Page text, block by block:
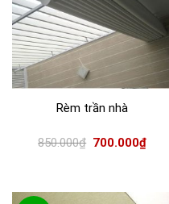
Rèm trần nhà
850.000₫ 700.000₫